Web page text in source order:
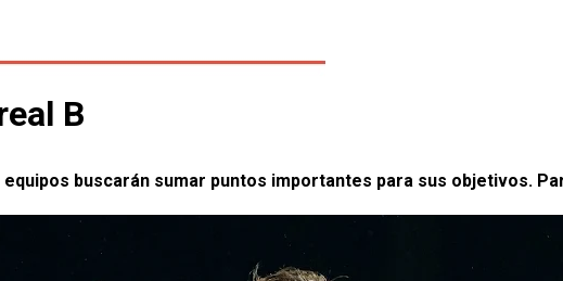
B
buscarán sumar puntos importantes para sus objetivos.